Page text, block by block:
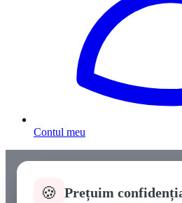
Contul meu
🍪 Prețuim